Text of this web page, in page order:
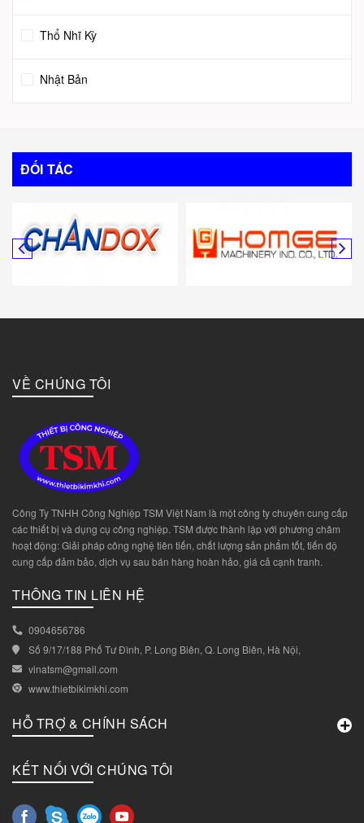
Thổ Nhĩ Kỳ
Nhật Bản
Italy
Canada
Đài Loan
Bulgary
ĐỐI TÁC
VỀ CHÚNG TÔI
Công Ty TNHH Công Nghiệp TSM Việt Nam là một công ty chuyên cung cấp
các thiết bị và dụng cụ công nghiệp. TSM được thành lập với phương châm
hoạt động: Giải pháp công nghệ tiên tiến, chất lượng sản phẩm tốt, tiến độ
cung cấp đảm bảo, dịch vụ sau bán hàng hoàn hảo, giá cả cạnh tranh.
THÔNG TIN LIÊN HỆ
0904656786
Số 9/17/188 Phố Tư Đình, P. Long Biên, Q. Long Biên, Hà Nội,
vinatsm@gmail.com
www.thietbikimkhi.com
HỖ TRỢ & CHÍNH SÁCH
KẾT NỐI VỚI CHÚNG TÔI